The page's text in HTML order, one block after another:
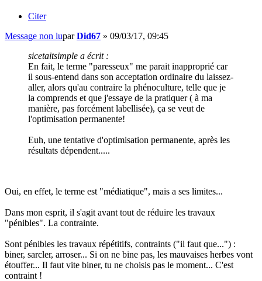
Citer
Message non luparDid67 » 09/03/17, 09:45
sicetaitsimple a écrit :
En fait, le terme "paresseux" me parait inapproprié car
il sous-entend dans son acceptation ordinaire du laissez-
aller, alors qu'au contraire la phénoculture, telle que je
la comprends et que j'essaye de la pratiquer ( à ma
manière, pas forcément labellisée), ça se veut de
l'optimisation permanente!
Euh, une tentative d'optimisation permanente, après les
résultats dépendent.....
Oui, en effet, le terme est "médiatique", mais a ses limites...
Dans mon esprit, il s'agit avant tout de réduire les travaux
"pénibles". La contrainte.
Sont pénibles les travaux répétitifs, contraints ("il faut que...") :
biner, sarcler, arroser... Si on ne bine pas, les mauvaises herbes vont
étouffer... Il faut vite biner, tu ne choisis pas le moment... C'est
contraint !